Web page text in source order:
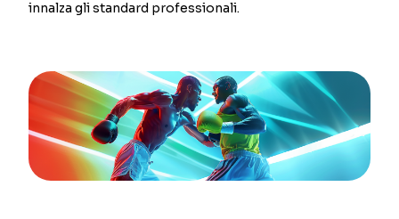
innalza gli standard professionali.